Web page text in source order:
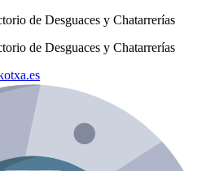
de Desguaces y Chatarrerías
de Desguaces y Chatarrerías